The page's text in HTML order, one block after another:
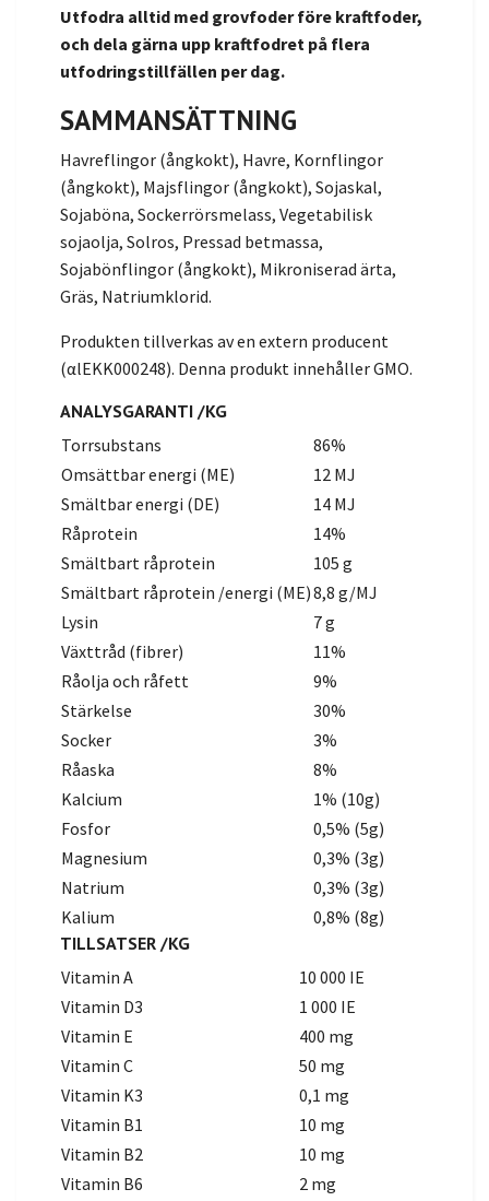
Utfodra alltid med grovfoder före kraftfoder,
och dela gärna upp kraftfodret på flera
utfodringstillfällen per dag.
SAMMANSÄTTNING
Havreflingor (ångkokt), Havre, Kornflingor
(ångkokt), Majsflingor (ångkokt), Sojaskal,
Sojaböna, Sockerrörsmelass, Vegetabilisk
sojaolja, Solros, Pressad betmassa,
Sojabönflingor (ångkokt), Mikroniserad ärta,
Gräs, Natriumklorid.
Produkten tillverkas av en extern producent
(αlEKK000248). Denna produkt innehåller GMO.
ANALYSGARANTI /KG
Torrsubstans
86%
Omsättbar energi (ME)
12 MJ
Smältbar energi (DE)
14 MJ
Råprotein
14%
Smältbart råprotein
105 g
Smältbart råprotein /energi (ME)8,8 g/MJ
Lysin
7 g
Växttråd (fibrer)
11%
Råolja och råfett
9%
Stärkelse
30%
Socker
3%
Råaska
8%
Kalcium
1% (10g)
Fosfor
0,5% (5g)
Magnesium
0,3% (3g)
Natrium
0,3% (3g)
Kalium
0,8% (8g)
TILLSATSER /KG
Vitamin A
10 000 IE
Vitamin D3
1 000 IE
Vitamin E
400 mg
Vitamin C
50 mg
Vitamin K3
0,1 mg
Vitamin B1
10 mg
Vitamin B2
10 mg
Vitamin B6
2 mg